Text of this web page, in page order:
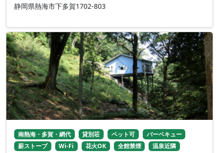
静岡県熱海市下多賀1702-803
南熱海・多賀・網代 貸別荘 ペット可
バーベキュー
薪ストーブ
Wi-Fi 花火OK 全館禁煙
温泉近隣